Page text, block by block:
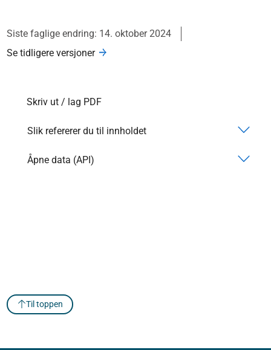
Siste faglige endring: 14. oktober 2024
Se tidligere versjoner
Skriv ut / lag PDF
Slik refererer du til innholdet
Åpne data (API)
Til toppen